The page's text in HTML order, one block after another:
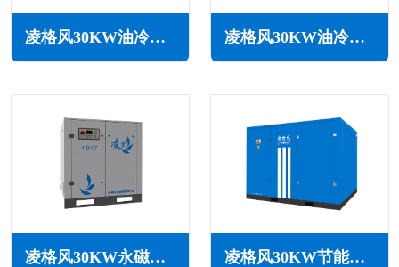
凌格风30KW油冷永磁变频空压机LOH系列 凌格风30KW油冷永磁变频空压机LSH系列
凌格风30KW永磁变频空压机HD系列 凌格风30KW节能空压机LS系列